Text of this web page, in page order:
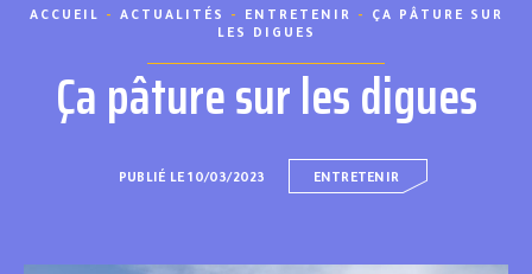
ACCUEIL - ACTUALITÉS - ENTRETENIR -
ÇA PÂTURE SUR
LES DIGUES
Ça pâture sur les digues
PUBLIÉ LE 10/03/2023 ENTRETENIR